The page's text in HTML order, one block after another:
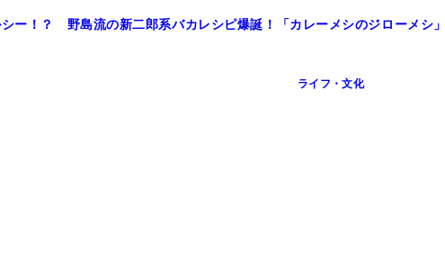
ー！？ 野島流の新二郎系バカレシピ爆誕！「カレーメシのジローメシ
ライフ・文化